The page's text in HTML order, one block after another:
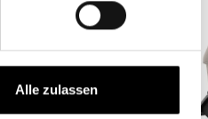
Alle zulassen